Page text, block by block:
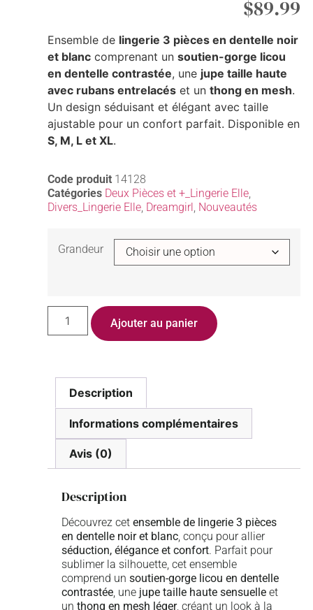
$89.99
Ensemble de lingerie 3 pièces en dentelle noir
et blanccomprenant un soutien-gorge licou
en dentelle contrastée, une jupe taille haute
avec rubans entrelacéset un thong en mesh.
Un design séduisant et élégant avec taille
ajustable pour un confort parfait. Disponible en
S, M, L et XL.
Code produit 14128
Catégories Deux Pièces et +_Lingerie Elle,
Divers_Lingerie Elle, Dreamgirl, Nouveautés
Grandeur
Ajouter au panier
Description
Informations complémentaires
Avis (0)
Description
Découvrez cet ensemble de lingerie 3 pièces
en dentelle noir et blanc, conçu pour allier
séduction, élégance et confort. Parfait pour
sublimer la silhouette, cet ensemble
comprend un soutien-gorge licou en dentelle
contrastée, une jupe taille haute sensuelleet
un thong en mesh léger, créant un look à la